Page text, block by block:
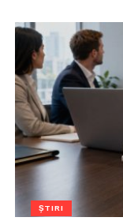
ȘTIRI